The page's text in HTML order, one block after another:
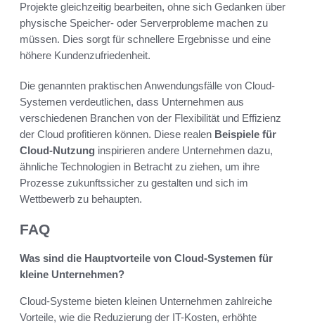
Projekte gleichzeitig bearbeiten, ohne sich Gedanken über
physische Speicher- oder Serverprobleme machen zu
müssen. Dies sorgt für schnellere Ergebnisse und eine
höhere Kundenzufriedenheit.
Die genannten praktischen Anwendungsfälle von Cloud-
Systemen verdeutlichen, dass Unternehmen aus
verschiedenen Branchen von der Flexibilität und Effizienz
der Cloud profitieren können. Diese realen Beispiele für
Cloud-Nutzung inspirieren andere Unternehmen dazu,
ähnliche Technologien in Betracht zu ziehen, um ihre
Prozesse zukunftssicher zu gestalten und sich im
Wettbewerb zu behaupten.
FAQ
Was sind die Hauptvorteile von Cloud-Systemen für
kleine Unternehmen?
Cloud-Systeme bieten kleinen Unternehmen zahlreiche
Vorteile, wie die Reduzierung der IT-Kosten, erhöhte